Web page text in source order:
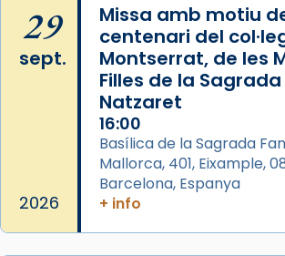
29
sept.
2026
Missa amb motiu
centenari del
Montserrat, de les
Filles de la
Natzaret
16:00
Basílica de la Sagrada
Mallorca, 401, Eixample,
Barcelona, Espanya
+ info